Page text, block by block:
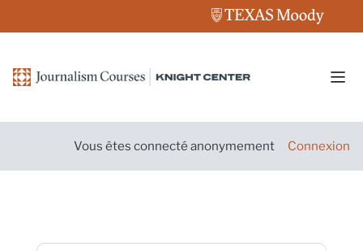
Vous êtes connecté anonymement Connexion